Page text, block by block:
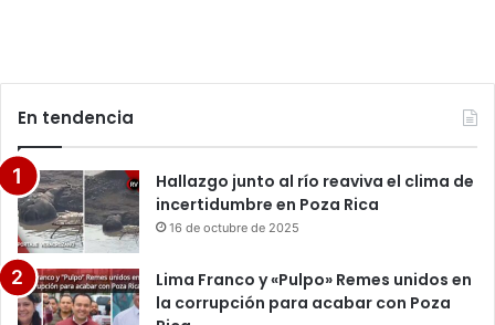
En tendencia
Hallazgo junto al río reaviva el clima de
incertidumbre en Poza Rica
16 de octubre de 2025
Lima Franco y «Pulpo» Remes unidos en
la corrupción para acabar con Poza